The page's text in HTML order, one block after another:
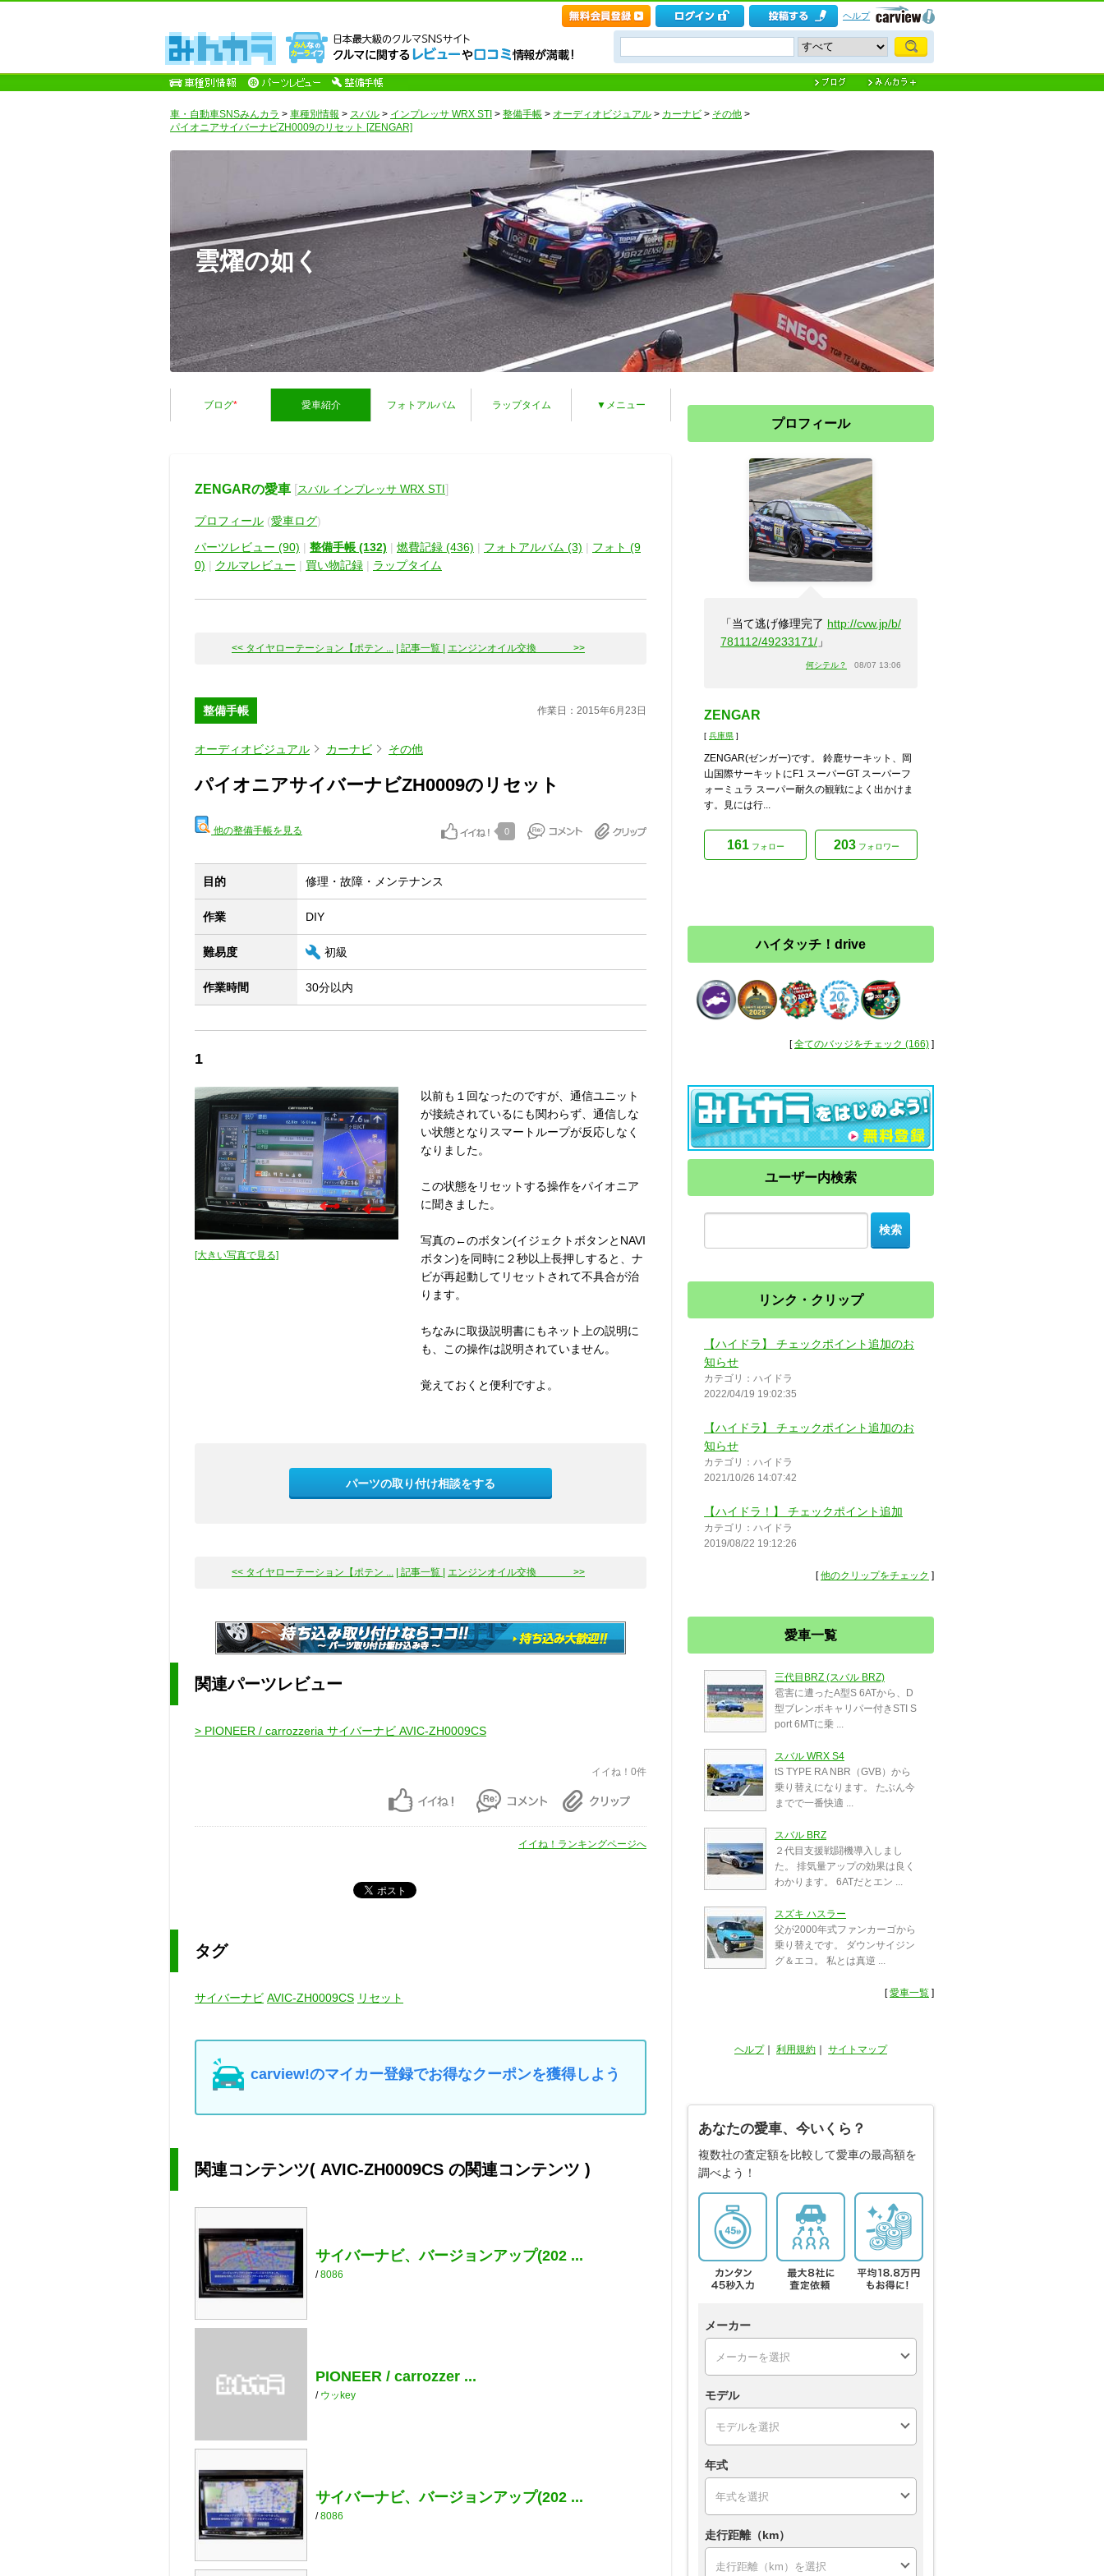
ヘルプ
車・自動車SNSみんカラ > 車種別情報 > スバル > インプレッサ WRX STI > 整備手帳 > オーディオビジュアル > カーナビ > その他 >
パイオニアサイバーナビZH0009のリセット [ZENGAR]
雲燿の如く
ブログ* 愛車紹介 フォトアルバム ラップタイム ▼メニュー
ZENGARの愛車 [スバル インプレッサ WRX STI ]
プロフィール (愛車ログ)
パーツレビュー (90) | 整備手帳 (132) | 燃費記録 (436) | フォトアルバム (3) | フォト (9
0) | クルマレビュー | 買い物記録 | ラップタイム
<< タイヤローテーション【ポテン ... | 記事一覧 | エンジンオイル交換 >>
整備手帳 作業日：2015年6月23日
オーディオビジュアル カーナビ その他
パイオニアサイバーナビZH0009のリセット
他の整備手帳を見る 0
目的 修理・故障・メンテナンス
作業 DIY
難易度 初級
作業時間 30分以内
1
[大きい写真で見る]
以前も１回なったのですが、通信ユニット
が接続されているにも関わらず、通信しな
い状態となりスマートループが反応しなく
なりました。
この状態をリセットする操作をパイオニア
に聞きました。
写真の←のボタン(イジェクトボタンとNAVI
ボタン)を同時に２秒以上長押しすると、ナ
ビが再起動してリセットされて不具合が治
ります。
ちなみに取扱説明書にもネット上の説明に
も、この操作は説明されていません。
覚えておくと便利ですよ。
パーツの取り付け相談をする
<< タイヤローテーション【ポテン ... | 記事一覧 | エンジンオイル交換 >>
関連パーツレビュー
> PIONEER / carrozzeria サイバーナビ AVIC-ZH0009CS
イイね！0件
イイね！ランキングページへ
タグ
サイバーナビ AVIC-ZH0009CS リセット
carview!のマイカー登録でお得なクーポンを獲得しよう
関連コンテンツ( AVIC-ZH0009CS の関連コンテンツ )
サイバーナビ、バージョンアップ(202 ...
/8086
PIONEER / carrozzer ...
/ ウッkey
サイバーナビ、バージョンアップ(202 ...
/8086
プロフィール
「当て逃げ修理完了 http://cvw.jp/b/
781112/49233171/ 」
何シテル？ 08/07 13:06
ZENGAR
[ 兵庫県 ]
ZENGAR(ゼンガー)です。 鈴鹿サーキット、岡
山国際サーキットにF1 スーパーGT スーパーフ
ォーミュラ スーパー耐久の観戦によく出かけま
す。見には行...
161フォロー 203フォロワー
ハイタッチ！drive
[全てのバッジをチェック (166) ]
ユーザー内検索
リンク・クリップ
【ハイドラ】 チェックポイント追加のお
知らせ
カテゴリ：ハイドラ
2022/04/19 19:02:35
【ハイドラ】 チェックポイント追加のお
知らせ
カテゴリ：ハイドラ
2021/10/26 14:07:42
【ハイドラ！】 チェックポイント追加
カテゴリ：ハイドラ
2019/08/22 19:12:26
[他のクリップをチェック ]
愛車一覧
三代目BRZ (スバル BRZ)
雹害に遭ったA型S 6ATから、D
型ブレンボキャリパー付きSTI S
port 6MTに乗 ...
スバル WRX S4
tS TYPE RA NBR（GVB）から
乗り替えになります。 たぶん今
までで一番快適 ...
スバル BRZ
２代目支援戦闘機導入しまし
た。 排気量アップの効果は良く
わかります。 6ATだとエン ...
スズキ ハスラー
父が2000年式ファンカーゴから
乗り替えです。 ダウンサイジン
グ＆エコ。 私とは真逆 ...
[愛車一覧 ]
ヘルプ｜ 利用規約 サイトマップ
あなたの愛車、今いくら？
複数社の査定額を比較して愛車の最高額を
調べよう！
メーカー
モデル
年式
走行距離（km）